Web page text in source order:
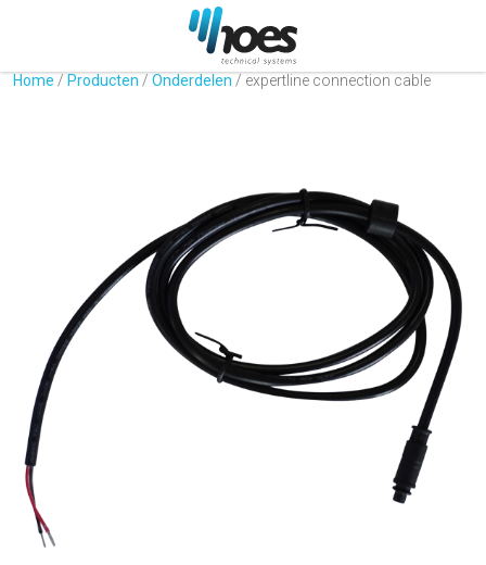
Home / Producten / Onderdelen / expertline connection cable